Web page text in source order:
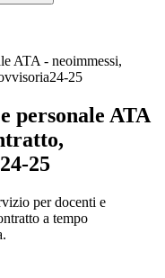
ATA - neoimmessi,
25
personale ATA
25
per docenti e
a tempo